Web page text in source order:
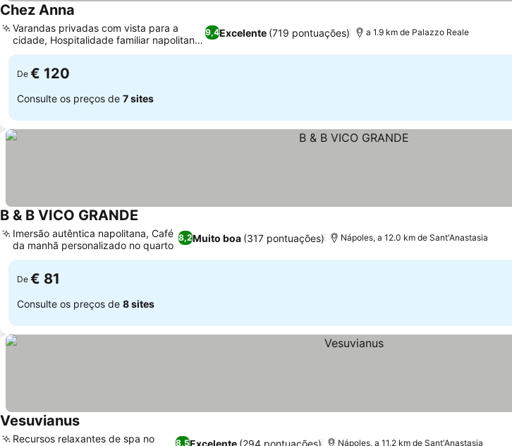
Chez Anna
9,4Excelente (719 pontuações)
Varandas privadas com vista para a
cidade, Hospitalidade familiar napolitana
autêntica
a 1.9 km de Palazzo Reale
De € 120
Consulte os preços de 7 sites
B & B VICO GRANDE
8,2Muito boa (317 pontuações)
Imersão autêntica napolitana, Café
da manhã personalizado no quarto
Nápoles, a 12.0 km de Sant'Anastasia
De € 81
Consulte os preços de 8 sites
Vesuvianus
8,5Excelente (294 pontuações)
Recursos relaxantes de spa no
Nápoles, a 11.2 km de Sant'Anastasia